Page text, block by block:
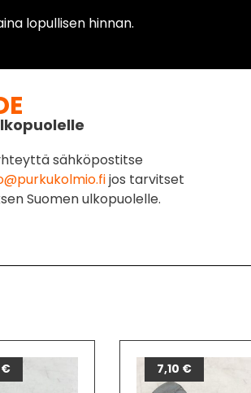
lopullisen hinnan.
sähköpostitse
jos tarvitset
Suomen ulkopuolelle.
€ 7,10 €